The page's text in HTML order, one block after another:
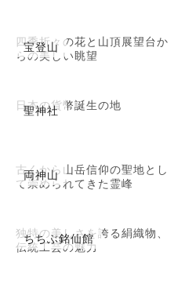
宝登山
四季折々の花と山頂展望台か
らの美しい眺望
聖神社
日本の貨幣誕生の地
両神山
古くから山岳信仰の聖地とし
て崇められてきた霊峰
ちちぶ銘仙館
独特の美しさを誇る絹織物、
伝統工芸の魅力